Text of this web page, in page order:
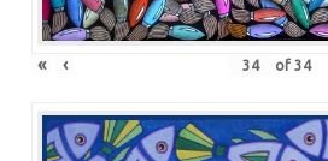
« ‹ of 34